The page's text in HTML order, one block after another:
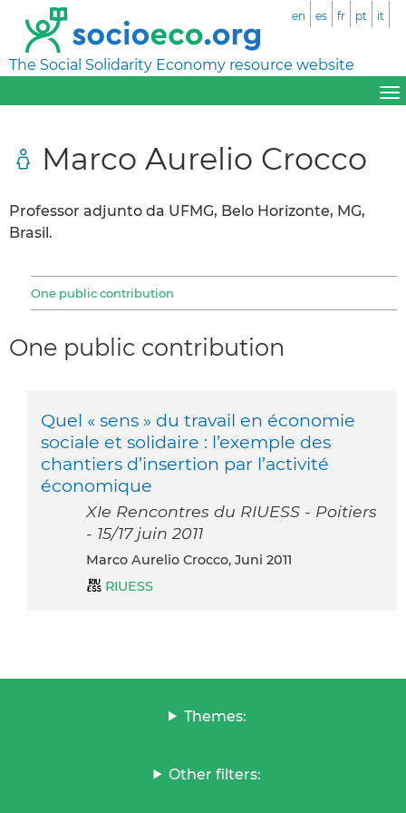
The Social Solidarity Economy resource website
en es fr pt it
Marco Aurelio Crocco
Professor adjunto da UFMG, Belo Horizonte, MG,
Brasil.
One public contribution
One public contribution
Quel « sens » du travail en économie
sociale et solidaire : l’exemple des
chantiers d’insertion par l’activité
économique
XIe Rencontres du RIUESS - Poitiers
- 15/17 juin 2011
Marco Aurelio Crocco, Juni 2011
RIUESS
Themes:
Other filters: